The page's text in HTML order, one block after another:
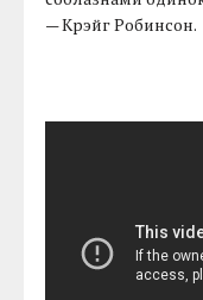
— Крэйг Робинсон.